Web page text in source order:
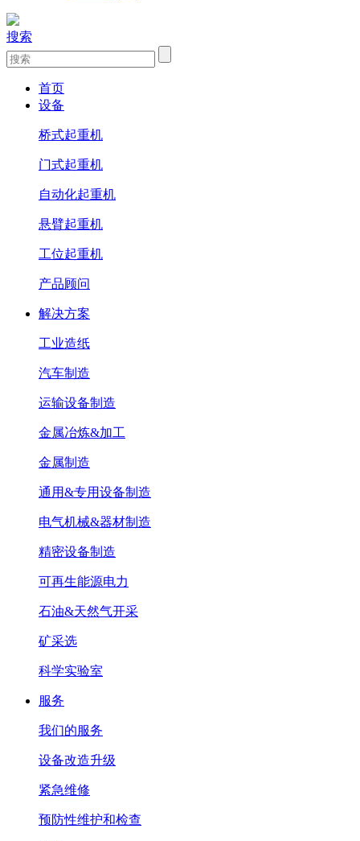
搜索
首页
设备
桥式起重机
门式起重机
自动化起重机
悬臂起重机
工位起重机
产品顾问
解决方案
工业造纸
汽车制造
运输设备制造
金属冶炼&加工
金属制造
通用&专用设备制造
电气机械&器材制造
精密设备制造
可再生能源电力
石油&天然气开采
矿采选
科学实验室
服务
我们的服务
设备改造升级
紧急维修
预防性维护和检查